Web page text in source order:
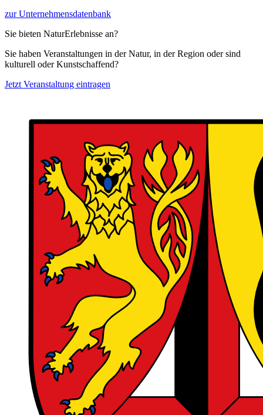
zur Unternehmensdatenbank
Sie bieten NaturErlebnisse an?
Sie haben Veranstaltungen in der Natur, in der Region oder sind
kulturell oder Kunstschaffend?
Jetzt Veranstaltung eintragen